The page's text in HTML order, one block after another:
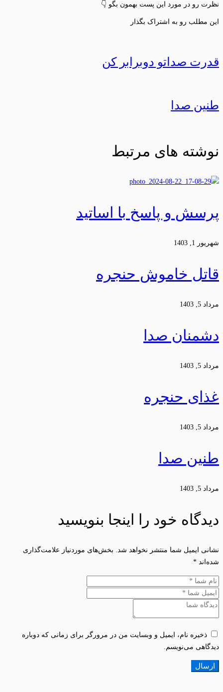
نظرت رو در مورد این پست بهمون بگو 👇
این مطلب رو به اشتراک بگذار
قدرت صداتو دوبرابر کن
طنین صدا
نوشته های مرتبط
پرسش و پاسخ با اساتید
شهریور 1, 1403
قاتل خاموش حنجره
مرداد 5, 1403
دشمنان صدا
مرداد 5, 1403
غذای حنجره
مرداد 5, 1403
طنین صدا
مرداد 5, 1403
دیدگاه خود را اینجا بنویسید
نشانی ایمیل شما منتشر نخواهد شد.
بخش‌های موردنیاز علامت‌گذاری
شده‌اند *
ذخیره نام، ایمیل و وبسایت من در مرورگر برای زمانی که دوباره
دیدگاهی می‌نویسم.